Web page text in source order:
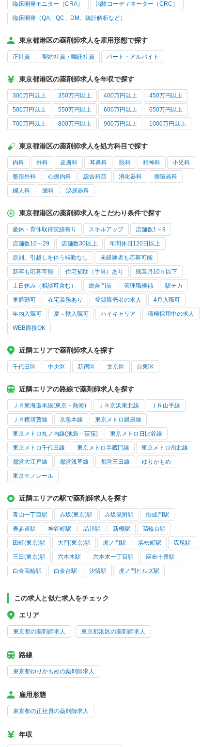
臨床開発モニター（CRA） 治験コーディネーター（CRC）
臨床開発（QA、QC、DM、統計解析など）
東京都港区の薬剤師求人を雇用形態で探す
正社員 契約社員・嘱託社員 パート・アルバイト
東京都港区の薬剤師求人を年収で探す
300万円以上 350万円以上 400万円以上 450万円以上
500万円以上 550万円以上 600万円以上 650万円以上
700万円以上 800万円以上 900万円以上 1000万円以上
東京都港区の薬剤師求人を処方科目で探す
内科 外科 皮膚科 耳鼻科 眼科 精神科 小児科
整形外科 心療内科 総合科目 消化器科 循環器科
婦人科 歯科 泌尿器科
東京都港区の薬剤師求人をこだわり条件で探す
産休・育休取得実績有り スキルアップ 店舗数1～9
店舗数10～29 店舗数30以上 年間休日120日以上
原則、引越しを伴う転勤なし 未経験者も応募可能
新卒も応募可能 住宅補助（手当）あり 残業月10ｈ以下
土日休み（相談可含む） 総合門前 管理職候補 駅チカ
車通勤可 在宅業務あり 登録販売者の求人 4月入職可
年内入職可 夏～秋入職可 ハイキャリア 積極採用中の求人
WEB面接OK
近隣エリアで薬剤師求人を探す
千代田区 中央区 新宿区 文京区 台東区
近隣エリアの路線で薬剤師求人を探す
ＪＲ東海道本線(東京－熱海) ＪＲ京浜東北線 ＪＲ山手線
ＪＲ横須賀線 京急本線 東京メトロ銀座線
東京メトロ丸ノ内線(池袋－荻窪) 東京メトロ日比谷線
東京メトロ千代田線 東京メトロ半蔵門線 東京メトロ南北線
都営大江戸線 都営浅草線 都営三田線 ゆりかもめ
東京モノレール
近隣エリアの駅で薬剤師求人を探す
青山一丁目駅 赤坂(東京)駅 赤坂見附駅 御成門駅
表参道駅 神谷町駅 品川駅 新橋駅 高輪台駅
田町(東京)駅 大門(東京)駅 虎ノ門駅 浜松町駅 広尾駅
三田(東京)駅 六本木駅 六本木一丁目駅 麻布十番駅
白金高輪駅 白金台駅 汐留駅 虎ノ門ヒルズ駅
この求人と似た求人をチェック
エリア
東京都の薬剤師求人 東京都港区の薬剤師求人
路線
東京都ゆりかもめの薬剤師求人
雇用形態
東京都の正社員の薬剤師求人
年収